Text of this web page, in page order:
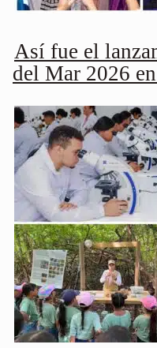
Así fue el
del Mar 2026